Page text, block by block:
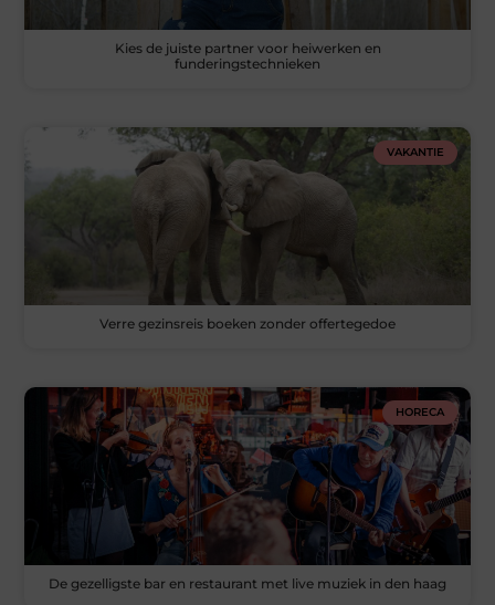
Kies de juiste partner voor heiwerken en
funderingstechnieken
VAKANTIE
Verre gezinsreis boeken zonder offertegedoe
HORECA
De gezelligste bar en restaurant met live muziek in den haag